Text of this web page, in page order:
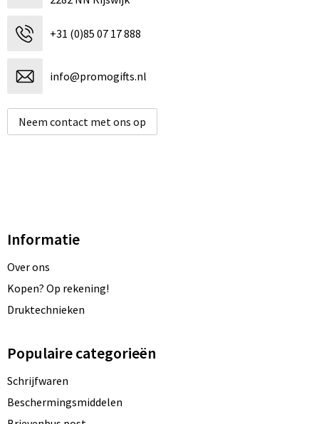
+31 (0)85 07 17 888
info@promogifts.nl
Neem contact met ons op
Informatie
Over ons
Kopen? Op rekening!
Druktechnieken
Populaire categorieën
Schrijfwaren
Beschermingsmiddelen